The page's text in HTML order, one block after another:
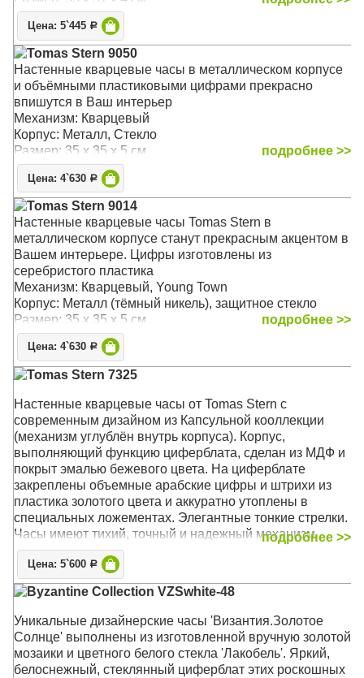
Цена: 5`445 Р
Tomas Stern 9050
Настенные кварцевые часы в металлическом корпусе
и объёмными пластиковыми цифрами прекрасно
впишутся в Ваш интерьер
Механизм: Кварцевый
Корпус: Металл, Стекло
Размер: 35 х 35 х 5 см
подробнее >>
Цена: 4`630 Р
Tomas Stern 9014
Настенные кварцевые часы Tomas Stern в
металлическом корпусе станут прекрасным акцентом в
Вашем интерьере. Цифры изготовлены из
серебристого пластика
Механизм: Кварцевый, Young Town
Корпус: Металл (тёмный никель), защитное стекло
Размер: 35 х 35 х 5 см
подробнее >>
Цена: 4`630 Р
Tomas Stern 7325
Настенные кварцевые часы от Tomas Stern с
современным дизайном из Капсульной кооллекции
(механизм углублён внутрь корпуса). Корпус,
выполняющий функцию циферблата, сделан из МДФ и
покрыт эмалью бежевого цвета. На циферблате
закреплены объемные арабские цифры и штрихи из
пластика золотого цвета и аккуратно утоплены в
специальных ложементах. Элегантные тонкие стрелки.
Часы имеют тихий, точный и надежный механизм
Young Town 12888 c дискретным ходом. Благодаря
своему лаконичному облику часы могут быть уместны
и на кухне, и в спальне, и в гостиной современного
стиля
Механизм: Кварцевый тихий
Корпус: МДФ
Размер: 34 х 34 х 4 см
подробнее >>
Цена: 5`600 Р
Byzantine Collection VZSwhite-48
Уникальные дизайнерские часы 'Византия.Золотое
Солнце' выполнены из изготовленной вручную золотой
мозаики и цветного белого стекла 'Лакобель'. Яркий,
белоснежный, стеклянный циферблат этих роскошных